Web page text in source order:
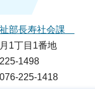
部長寿社会課
1丁目1番地
1498
225-1418